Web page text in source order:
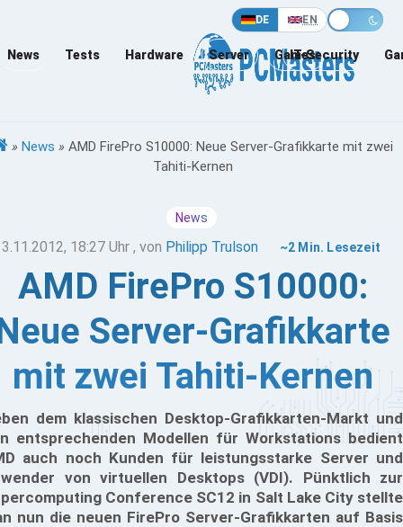
DE EN
News Tests Hardware Server Games
IT-Security
» News » AMD FirePro S10000: Neue Server-Grafikkarte mit zwei
Tahiti-Kernen
News
18:27 Uhr , von Philipp Trulson ~2 Min. Lesezeit
AMD FirePro S10000:
Server-Grafikkarte
mit zwei Tahiti-Kernen
dem klassischen Desktop-Grafikkarten-Markt und
entsprechenden Modellen für Workstations bedient
auch noch Kunden für leistungsstarke Server und
von virtuellen Desktops (VDI). Pünktlich zur
Conference SC12 in Salt Lake City stellte
nun die neuen FirePro Server-Grafikkarten auf Basis